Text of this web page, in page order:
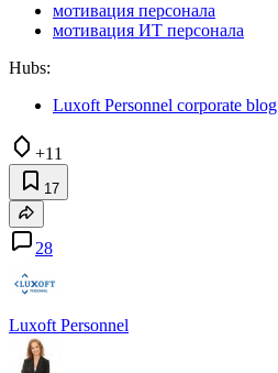
мотивация персонала
мотивация ИТ персонала
Hubs:
Luxoft Personnel corporate blog
+11
17
28
Luxoft Personnel